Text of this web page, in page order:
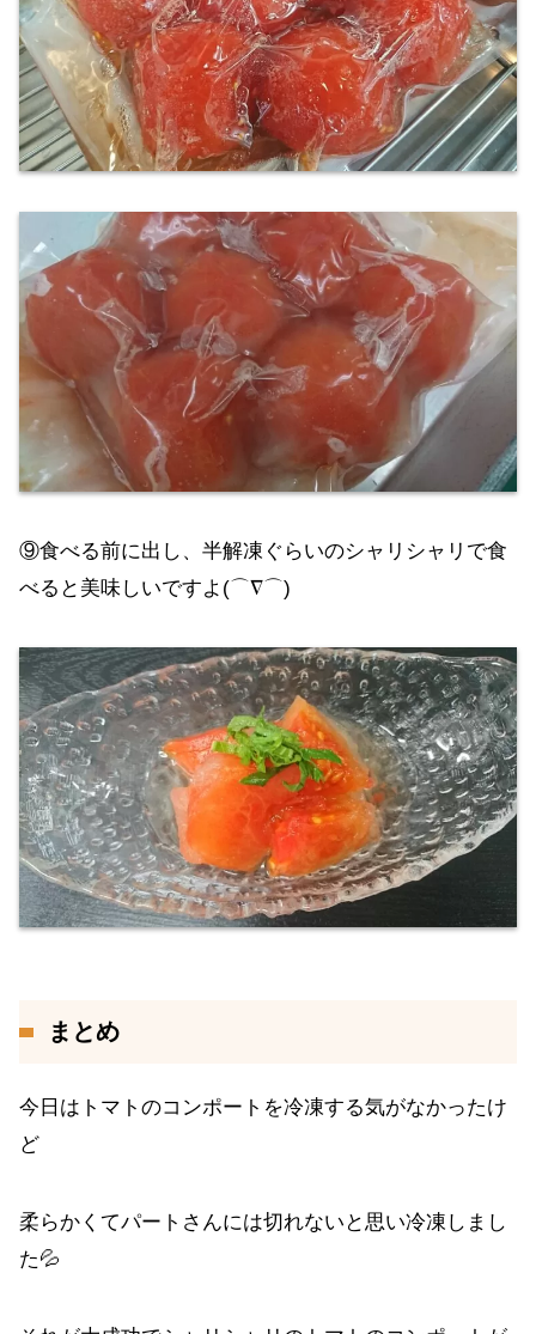
⑨食べる前に出し、半解凍ぐらいのシャリシャリで食
べると美味しいですよ(⌒∇⌒)
まとめ
今日はトマトのコンポートを冷凍する気がなかったけ
ど
柔らかくてパートさんには切れないと思い冷凍しまし
た💦